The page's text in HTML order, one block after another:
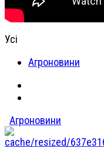
Усі
Агроновини
Агроновини